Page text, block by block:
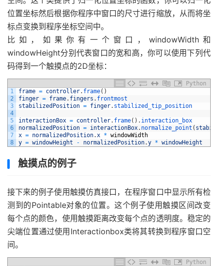
位置坐标然后根据你程序中窗口的尺寸进行缩放，从而将坐
标点变换到程序坐标空间中。
比如，如果你有一个窗口，windowWidth和
windowHeight分别代表窗口的宽和高，你可以使用下列代
码得到一个触摸点的2D坐标：
Python
1
2
3
4
5
6
7
8
frame = controller. frame( )
finger = frame. fingers . frontmost
stabilizedPosition = finger. stabilized_tip_position
interactionBox = controller. frame( ) . interaction_box
normalizedPosition = interactionBox. normalize_point (
x = normalizedPosition.x * windowWidth
y = windowHeight - normalizedPosition.y * windowHeight
触摸点的例子
接下来的例子使用触摸仿真接口，在程序窗口中显示所有检
测到的Pointable对象的位置。这个例子使用触摸区间改变
每个点的颜色，使用触摸距离改变每个点的透明度。稳定的
尖端位置通过使用Interactionbox类将其转换到程序窗口空
间。
Python